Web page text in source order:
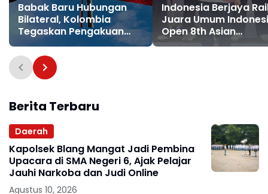
Babak Baru Hubungan
Bilateral, Kolombia
Tegaskan Pengakuan
Atas Kedaulatan Maroko
di Wilayah Sahara
Indonesia Berjaya
Juara Umum
Open 8th Asian
Taekwondo
Berita Terbaru
Daerah
Kapolsek Blang Mangat Jadi Pembina
Upacara di SMA Negeri 6, Ajak Pelajar
Jauhi Narkoba dan Judi Online
Agustus 10, 2026